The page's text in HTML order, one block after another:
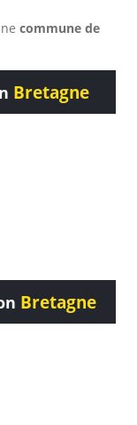
commune de
Bretagne
Bretagne